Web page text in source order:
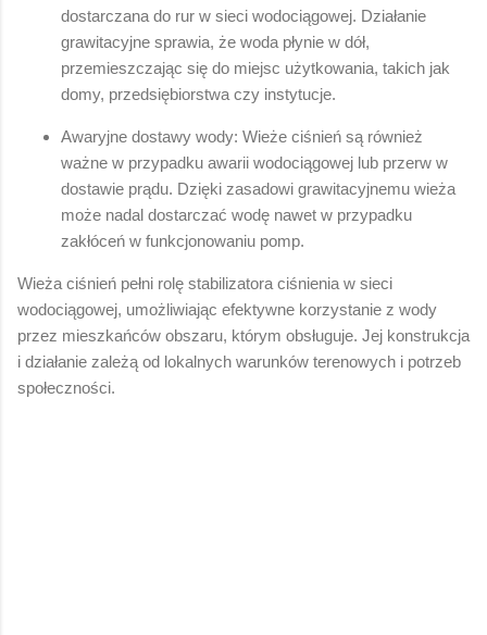
dostarczana do rur w sieci wodociągowej. Działanie
grawitacyjne sprawia, że woda płynie w dół,
przemieszczając się do miejsc użytkowania, takich jak
domy, przedsiębiorstwa czy instytucje.
Awaryjne dostawy wody: Wieże ciśnień są również
ważne w przypadku awarii wodociągowej lub przerw w
dostawie prądu. Dzięki zasadowi grawitacyjnemu wieża
może nadal dostarczać wodę nawet w przypadku
zakłóceń w funkcjonowaniu pomp.
Wieża ciśnień pełni rolę stabilizatora ciśnienia w sieci
wodociągowej, umożliwiając efektywne korzystanie z wody
przez mieszkańców obszaru, którym obsługuje. Jej konstrukcja
i działanie zależą od lokalnych warunków terenowych i potrzeb
społeczności.